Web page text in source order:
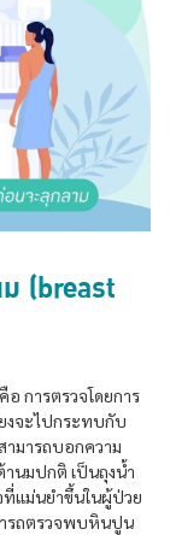
(breast
การตรวจโดยการ
ยงจะไปกระทบกับ
ามารถบอกความ
านมปกติ เป็นถุงน้ำ
ที่แม่นยำขึ้นในผู้ป่วย
ารถตรวจพบหินปูน